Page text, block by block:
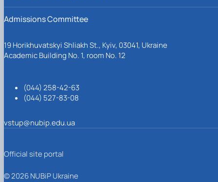
Admissions Committee
19 Horikhuvatskyi Shliakh St., Kyiv, 03041, Ukraine
Academic Building No. 1, room No. 12
(044) 258-42-63
(044) 527-83-08
vstup@nubip.edu.ua
Official site portal
© 2026 NUBiP Ukraine